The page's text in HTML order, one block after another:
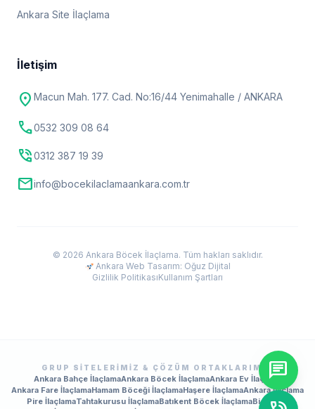
Ankara Site İlaçlama
İletişim
location_on Macun Mah. 177. Cad. No:16/44 Yenimahalle / ANKARA
call0532 309 08 64
phone_in_talk0312 387 19 39
mailinfo@bocekilaclamaankara.com.tr
© 2026 Ankara Böcek İlaçlama. Tüm hakları saklıdır.
Ankara Web Tasarım: Oğuz Dijital
Gizlilik PolitikasıKullanım Şartları
chat
GRUP SITELERIMIZ & ÇÖZÜM ORTAKLARIMIZ
Ankara Bahçe İlaçlamaAnkara Böcek İlaçlamaAnkara Ev İlaçlama
Ankara Fare İlaçlamaHamam Böceği İlaçlamaHaşere İlaçlamaAnkara İlaçlama
Pire İlaçlamaTahtakurusu İlaçlamaBatıkent Böcek İlaçlamaBioPrime